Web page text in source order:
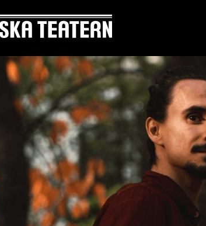
Svenska English
& BILJETTER DITT BESÖK
Mat & dryck
Publikarbete